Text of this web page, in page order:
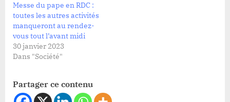
Messe du pape en RDC :
toutes les autres activités
manqueront au rendez-
vous tout l’avant midi
30 janvier 2023
Dans "Société"
Partager ce contenu